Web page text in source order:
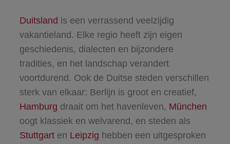
Duitsland is een verrassend veelzijdig
vakantieland. Elke regio heeft zijn eigen
geschiedenis, dialecten en bijzondere
tradities, en het landschap verandert
voortdurend. Ook de Duitse steden verschillen
sterk van elkaar: Berlijn is groot en creatief,
Hamburg draait om het havenleven, München
oogt klassiek en welvarend, en steden als
Stuttgarten Leipzig hebben een uitgesproken